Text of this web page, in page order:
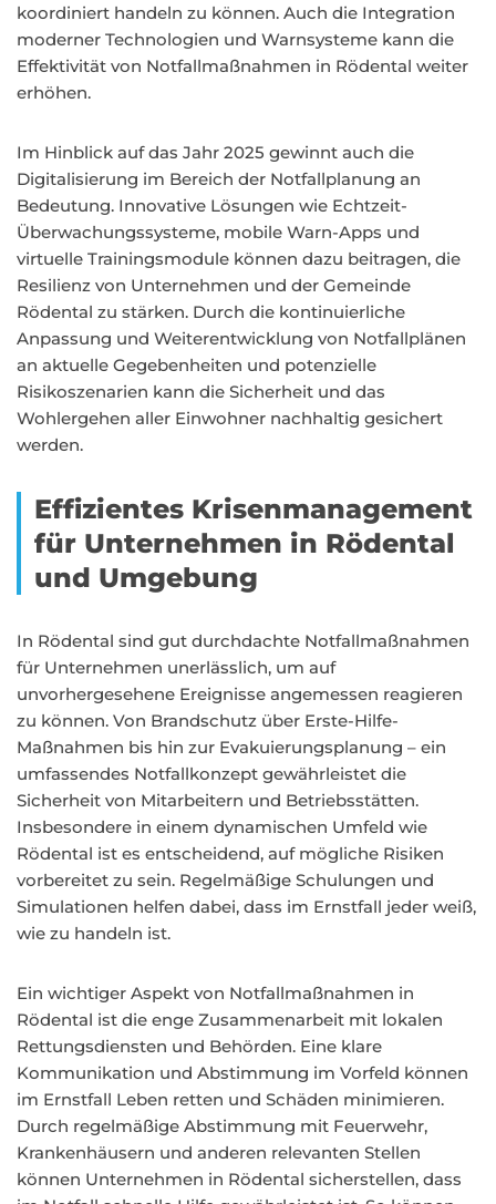
koordiniert handeln zu können. Auch die Integration
moderner Technologien und Warnsysteme kann die
Effektivität von Notfallmaßnahmen in Rödental weiter
erhöhen.
Im Hinblick auf das Jahr 2025 gewinnt auch die
Digitalisierung im Bereich der Notfallplanung an
Bedeutung. Innovative Lösungen wie Echtzeit-
Überwachungssysteme, mobile Warn-Apps und
virtuelle Trainingsmodule können dazu beitragen, die
Resilienz von Unternehmen und der Gemeinde
Rödental zu stärken. Durch die kontinuierliche
Anpassung und Weiterentwicklung von Notfallplänen
an aktuelle Gegebenheiten und potenzielle
Risikoszenarien kann die Sicherheit und das
Wohlergehen aller Einwohner nachhaltig gesichert
werden.
Effizientes Krisenmanagement
für Unternehmen in Rödental
und Umgebung
In Rödental sind gut durchdachte Notfallmaßnahmen
für Unternehmen unerlässlich, um auf
unvorhergesehene Ereignisse angemessen reagieren
zu können. Von Brandschutz über Erste-Hilfe-
Maßnahmen bis hin zur Evakuierungsplanung – ein
umfassendes Notfallkonzept gewährleistet die
Sicherheit von Mitarbeitern und Betriebsstätten.
Insbesondere in einem dynamischen Umfeld wie
Rödental ist es entscheidend, auf mögliche Risiken
vorbereitet zu sein. Regelmäßige Schulungen und
Simulationen helfen dabei, dass im Ernstfall jeder weiß,
wie zu handeln ist.
Ein wichtiger Aspekt von Notfallmaßnahmen in
Rödental ist die enge Zusammenarbeit mit lokalen
Rettungsdiensten und Behörden. Eine klare
Kommunikation und Abstimmung im Vorfeld können
im Ernstfall Leben retten und Schäden minimieren.
Durch regelmäßige Abstimmung mit Feuerwehr,
Krankenhäusern und anderen relevanten Stellen
können Unternehmen in Rödental sicherstellen, dass